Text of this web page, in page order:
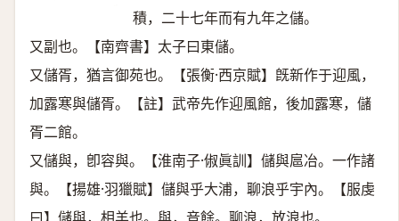
積，二十七年而有九年之儲。
又副也。【南齊書】太子曰東儲。
又儲胥，猶言御苑也。【張衡·西京賦】旣新作于迎風，
加露寒與儲胥。【註】武帝先作迎風館，後加露寒，儲
胥二館。
又儲與，卽容與。【淮南子·俶眞訓】儲與扈冶。一作諸
與。【揚雄·羽獵賦】儲與乎大浦，聊浪乎宇內。【服虔